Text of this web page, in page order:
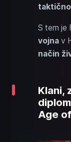
taktično
S tem je
vojna v
način
Klani,
Age